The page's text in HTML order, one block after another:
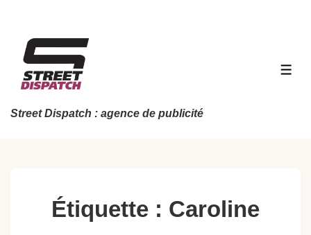
contenu
principal
Street Dispatch : agence de publicité
Étiquette : Caroline